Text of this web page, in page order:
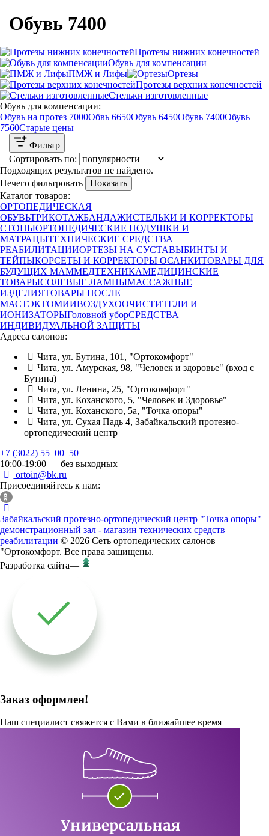
Обувь 7400
Протезы нижних конечностей
Обувь для компенсации
ПМЖ и Лифы
Ортезы
Протезы верхних конечностей
Стельки изготовленные
Обувь для компенсации:
Обувь на протез 7000Обвь 6650Обувь 6450Обувь 7400Обувь
7560Старые цены
Фильтр
Сортировать по:
Подходящих результатов не найдено.
Нечего фильтровать
Показать
Каталог товаров:
ОРТОПЕДИЧЕСКАЯ
ОБУВЬТРИКОТАЖБАНДАЖИСТЕЛЬКИ И КОРРЕКТОРЫ
СТОПЫОРТОПЕДИЧЕСКИЕ ПОДУШКИ И
МАТРАЦЫТЕХНИЧЕСКИЕ СРЕДСТВА
РЕАБИЛИТАЦИИОРТЕЗЫ НА СУСТАВЫБИНТЫ И
ТЕЙПЫКОРСЕТЫ И КОРРЕКТОРЫ ОСАНКИТОВАРЫ ДЛЯ
БУДУЩИХ МАММЕДТЕХНИКАМЕДИЦИНСКИЕ
ТОВАРЫСОЛЕВЫЕ ЛАМПЫМАССАЖНЫЕ
ИЗДЕЛИЯТОВАРЫ ПОСЛЕ
МАСТЭКТОМИИВОЗДУХООЧИСТИТЕЛИ И
ИОНИЗАТОРЫГоловной уборСРЕДСТВА
ИНДИВИДУАЛЬНОЙ ЗАЩИТЫ
Адреса салонов:
Чита, ул. Бутина, 101, "Ортокомфорт"
Чита, ул. Амурская, 98, "Человек и здоровье" (вход с
Бутина)
Чита, ул. Ленина, 25, "Ортокомфорт"
Чита, ул. Коханского, 5, "Человек и Здоровье"
Чита, ул. Коханского, 5а, "Точка опоры"
Чита, ул. Сухая Падь 4, Забайкальский протезно-
ортопедический центр
+7 (3022) 55‒00‒50
10:00-19:00 — без выходных
ortoin@bk.ru
Присоединяйтесь к нам:
Забайкальский протезно-ортопедический центр "Точка опоры"
демонстрационный зал - магазин технических средств
реабилитации © 2026 Сеть ортопедических салонов
"Ортокомфорт. Все права защищены.
Разработка сайта—
Заказ оформлен!
Наш специалист свяжется с Вами в ближайшее время